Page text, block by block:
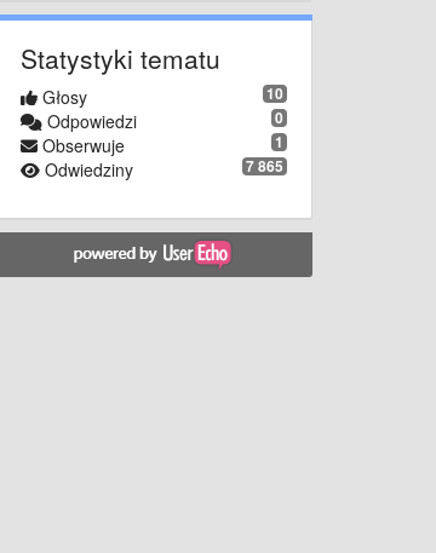
Statystyki tematu
10
Głosy
0
Odpowiedzi
1
Obserwuje
7 865
Odwiedziny